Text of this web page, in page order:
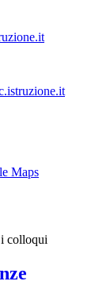
Maps
i colloqui